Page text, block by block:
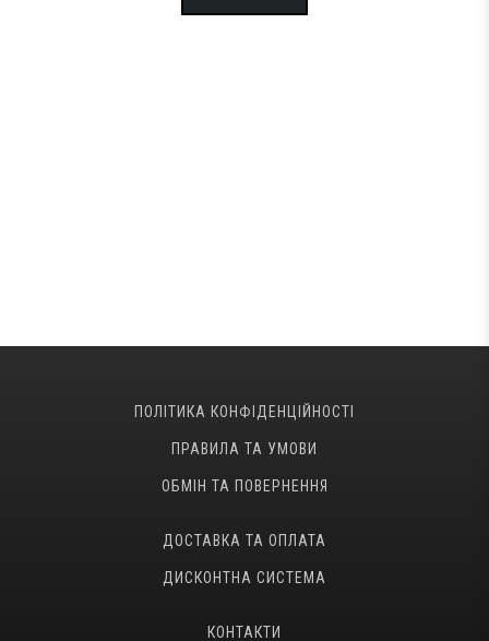
ПОЛІТИКА КОНФІДЕНЦІЙНОСТІ
ПРАВИЛА ТА УМОВИ
ОБМІН ТА ПОВЕРНЕННЯ
ДОСТАВКА ТА ОПЛАТА
ДИСКОНТНА СИСТЕМА
КОНТАКТИ